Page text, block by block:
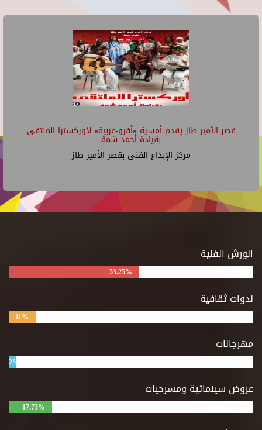
قصر الأمير طاز يقدم أمسية «أفرو-عربية» لأوركسترا الملتقى
بقيادة أحمد شمة
مركز الإبداع الفنى بقصر الأمير طاز
الورش الفنية
53.25%
ندوات ثقافية
11%
مهرجانات
2%
عروض سينمائية ومسرحيات
17.73%